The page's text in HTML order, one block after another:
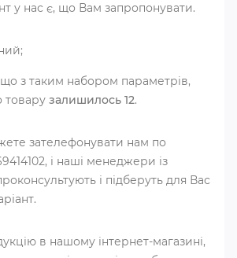
у нас є, що Вам запропонувати.
що з таким набором параметрів,
товару залишилось 12.
зателефонувати нам по
і наші менеджери із
і підберуть для Вас
в нашому інтернет-магазині,